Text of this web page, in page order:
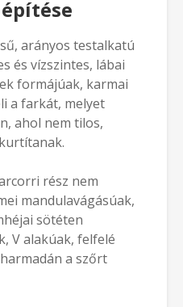
arányos testalkatú
és vízszintes, lábai
formájúak, karmai
a farkát, melyet
ahol nem tilos,
rész nem
mandulavágásúak,
sötéten
V alakúak, felfelé
a szőrt